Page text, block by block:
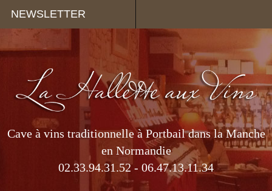
NEWSLETTER
Cave à vins traditionnelle à Portbail dans la Manche
en Normandie
02.33.94.31.52 - 06.47.13.11.34
Panneau de gestion des cookies